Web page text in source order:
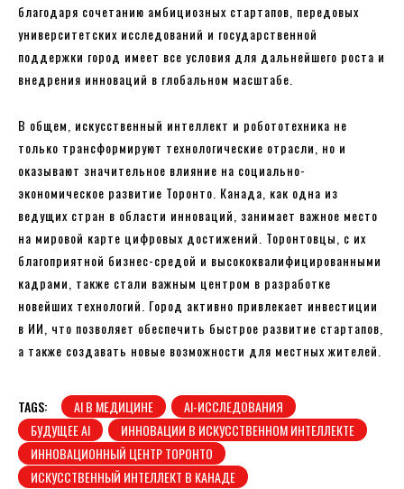
благодаря сочетанию амбициозных стартапов, передовых
университетских исследований и государственной
поддержки город имеет все условия для дальнейшего роста и
внедрения инноваций в глобальном масштабе.
В общем, искусственный интеллект и робототехника не
только трансформируют технологические отрасли, но и
оказывают значительное влияние на социально-
экономическое развитие Торонто. Канада, как одна из
ведущих стран в области инноваций, занимает важное место
на мировой карте цифровых достижений. Торонтовцы, с их
благоприятной бизнес-средой и высококвалифицированными
кадрами, также стали важным центром в разработке
новейших технологий. Город активно привлекает инвестиции
в ИИ, что позволяет обеспечить быстрое развитие стартапов,
а также создавать новые возможности для местных жителей.
TAGS: AI В МЕДИЦИНЕ
AI-ИССЛЕДОВАНИЯ
БУДУЩЕЕ AI
ИННОВАЦИИ В ИСКУССТВЕННОМ ИНТЕЛЛЕКТЕ
ИННОВАЦИОННЫЙ ЦЕНТР ТОРОНТО
ИСКУССТВЕННЫЙ ИНТЕЛЛЕКТ В КАНАДЕ